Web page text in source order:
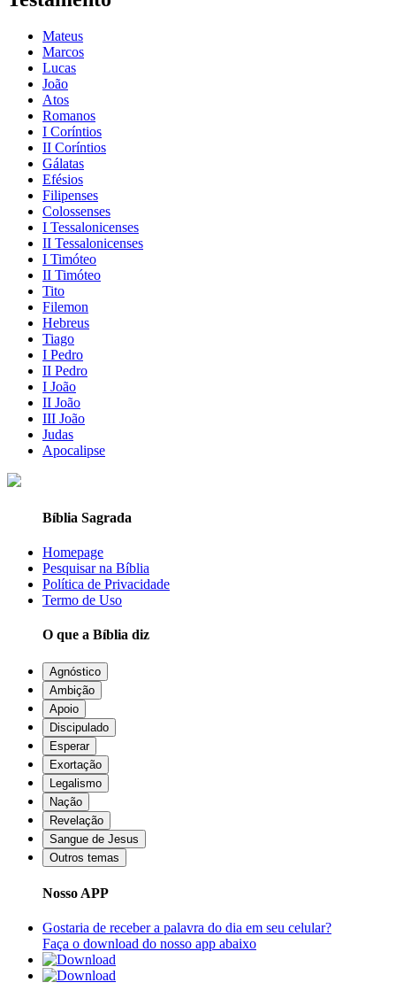
Mateus
Marcos
Lucas
João
Atos
Romanos
I Coríntios
II Coríntios
Gálatas
Efésios
Filipenses
Colossenses
I Tessalonicenses
II Tessalonicenses
I Timóteo
II Timóteo
Tito
Filemon
Hebreus
Tiago
I Pedro
II Pedro
I João
II João
III João
Judas
Apocalipse
Bíblia Sagrada
Homepage
Pesquisar na Bíblia
Política de Privacidade
Termo de Uso
O que a Bíblia diz
Agnóstico
Ambição
Apoio
Discipulado
Esperar
Exortação
Legalismo
Nação
Revelação
Sangue de Jesus
Outros temas
Nosso APP
Gostaria de receber a palavra do dia em seu celular?
Faça o download do nosso app abaixo